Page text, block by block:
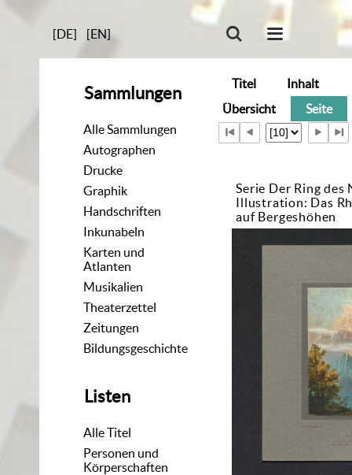
[DE] [EN]
Sammlungen
Alle Sammlungen
Autographen
Drucke
Graphik
Handschriften
Inkunabeln
Karten und
Atlanten
Musikalien
Theaterzettel
Zeitungen
Bildungsgeschichte
Listen
Alle Titel
Personen und
Körperschaften
Titel
Inhalt
Übersicht
Seite
Serie Der Ring
Illustration: Das
auf Bergeshöhen